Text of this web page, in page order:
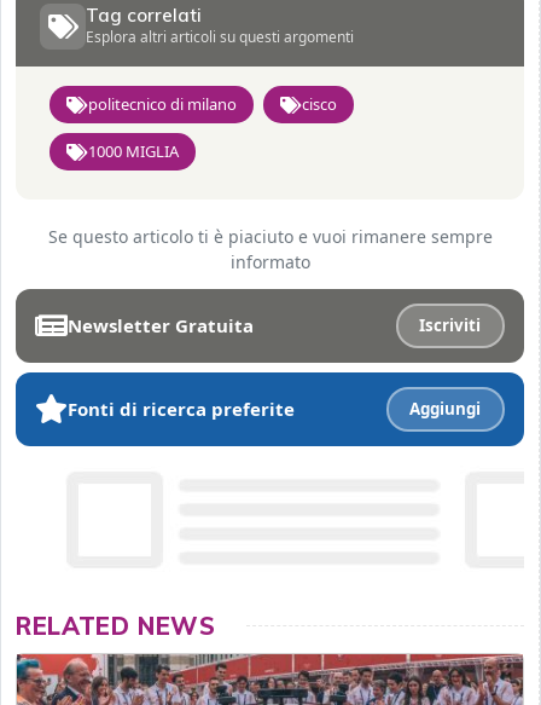
Tag correlati
Esplora altri articoli su questi argomenti
politecnico di milano cisco
1000 MIGLIA
Se questo articolo ti è piaciuto e vuoi rimanere sempre
informato
Newsletter Gratuita Iscriviti
Fonti di ricerca preferite Aggiungi
RELATED NEWS